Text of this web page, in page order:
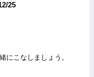
25
にこなしましょう。